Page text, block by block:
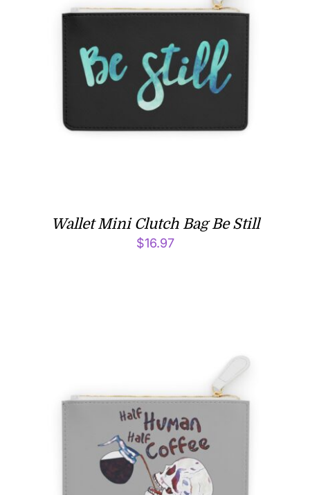
Wallet Mini Clutch Bag Be Still
$16.97